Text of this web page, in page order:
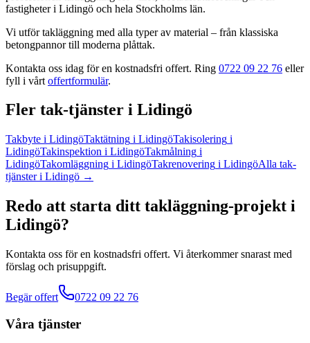
fastigheteri Lidingö och hela Stockholms län.
Vi utför takläggning med alla typer av material – från klassiska
betongpannor till moderna plåttak.
Kontakta oss idag för en kostnadsfri offert. Ring 0722 09 22 76 eller
fyll i vårt offertformulär.
Fler tak-tjänster i Lidingö
Takbyte i LidingöTaktätning i LidingöTakisolering i
LidingöTakinspektion i LidingöTakmålning i
LidingöTakomläggning i LidingöTakrenovering i LidingöAlla tak-
tjänsteri Lidingö →
Redo att starta ditt takläggning-projekt i
Lidingö?
Kontakta oss för en kostnadsfri offert. Vi återkommer snarast med
förslag och prisuppgift.
Begär offert 0722 09 22 76
Våra tjänster